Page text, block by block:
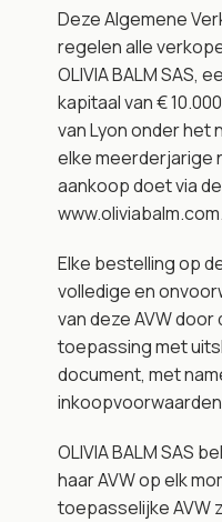
Deze Algemene
regelen alle
OLIVIA BALM SAS,
kapitaal van €
van Lyon onder het
elke meerderjarige
aankoop doet via
www.oliviabalm.com.
Elke bestelling op
volledige en
van deze AVW door
toepassing met
document, met
OLIVIA BALM SAS
haar AVW op elk
toepasselijke AVW